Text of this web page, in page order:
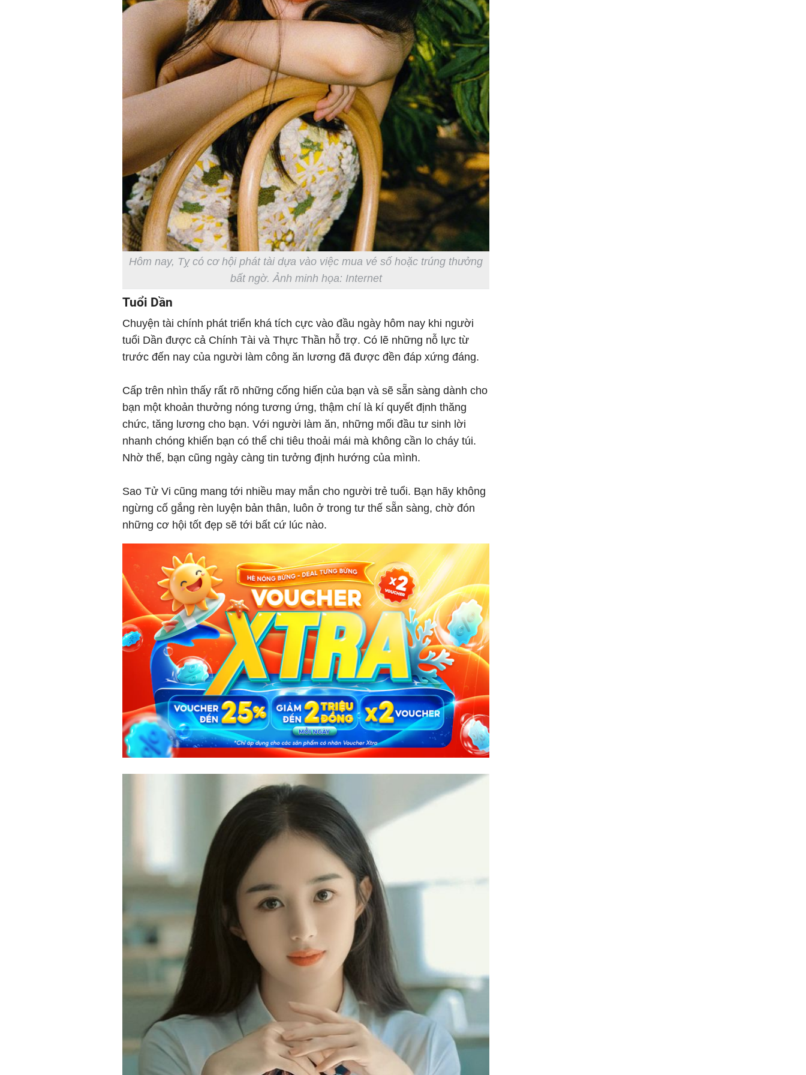
Hôm nay, Tỵ có cơ hội phát tài dựa vào việc mua vé số hoặc trúng thưởng
bất ngờ. Ảnh minh họa: Internet
Tuổi Dần
Chuyện tài chính phát triển khá tích cực vào đầu ngày hôm nay khi người
tuổi Dần được cả Chính Tài và Thực Thần hỗ trợ. Có lẽ những nỗ lực từ
trước đến nay của người làm công ăn lương đã được đền đáp xứng đáng.
Cấp trên nhìn thấy rất rõ những cống hiến của bạn và sẽ sẵn sàng dành cho
bạn một khoản thưởng nóng tương ứng, thậm chí là kí quyết định thăng
chức, tăng lương cho bạn. Với người làm ăn, những mối đầu tư sinh lời
nhanh chóng khiến bạn có thể chi tiêu thoải mái mà không cần lo cháy túi.
Nhờ thế, bạn cũng ngày càng tin tưởng định hướng của mình.
Sao Tử Vi cũng mang tới nhiều may mắn cho người trẻ tuổi. Bạn hãy không
ngừng cố gắng rèn luyện bản thân, luôn ở trong tư thế sẵn sàng, chờ đón
những cơ hội tốt đẹp sẽ tới bất cứ lúc nào.